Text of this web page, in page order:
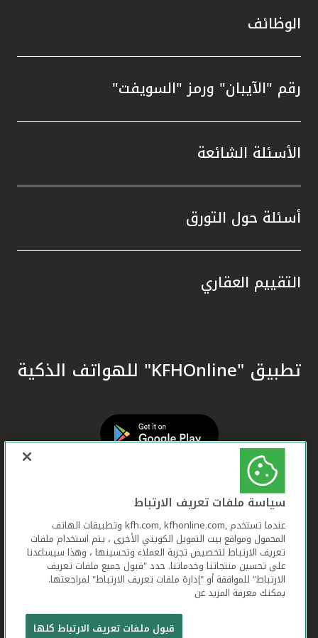
الوظائف
رقم "الآيبان" ورمز "السويفت"
الأسئلة الشائعة
أسئلة حول التورق
التقييم العقاري
تطبيق "KFHOnline" للهواتف الذكية
بيت التمويل الكويتي جميع الحقوق محفوظة © 2026
سياسة ملفات تعريف الارتباط
عندما تستخدم ,kfh.com, kfhonline.com وتطبيقات الهاتف
المحمول ومواقع بيت التمويل الكويتي الأخرى ، يتم استخدام ملفات
تعريف الارتباط لتخصيص تجربة العملاء وتحسينها ، وهذا سيساعدنا
على تحسين منتجاتنا وخدماتنا. حدد "قبول جميع ملفات تعريف
الارتباط" للموافقة أو "إدارة ملفات تعريف الارتباط" لمراجعتها.
يمكنك معرفة المزيد عن
قبول ملفات تعريف الارتباط كلها